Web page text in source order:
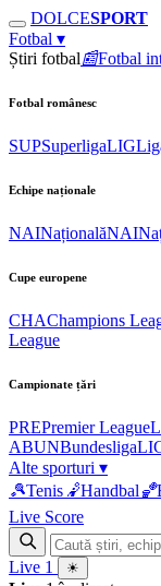
DOLCESPORT
Fotbal ▾
Știri fotbal📰Fotbal
Fotbal românesc
SUPSuperligaLIG
Echipe naționale
NAINaționalăNAI
Cupe europene
CHAChampions
League
Campionate țări
PREPremier League
ABUNBundesliga
Alte sporturi ▾
🎾Tenis 🤾Handbal🏀
Live Score
Live 1 ☀